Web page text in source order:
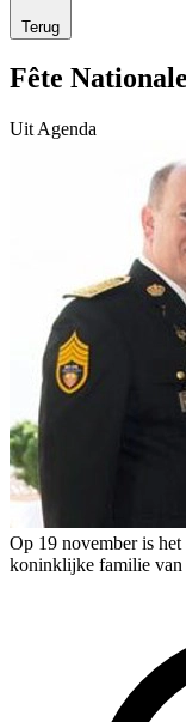
Terug
Fête Nationale
Uit Agenda
Op 19 november is
koninklijke familie van